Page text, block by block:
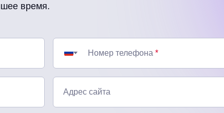
время.
Номер телефона *
Адрес сайта